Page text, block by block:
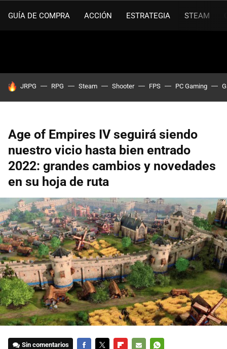
GUÍA DE COMPRA ACCIÓN ESTRATEGIA STEAM
HOY SE HABLA DE
JRPG RPG Steam Shooter FPS PC Gaming
Age of Empires IV seguirá siendo
nuestro vicio hasta bien entrado
2022: grandes cambios y novedades
en su hoja de ruta
Sin comentarios